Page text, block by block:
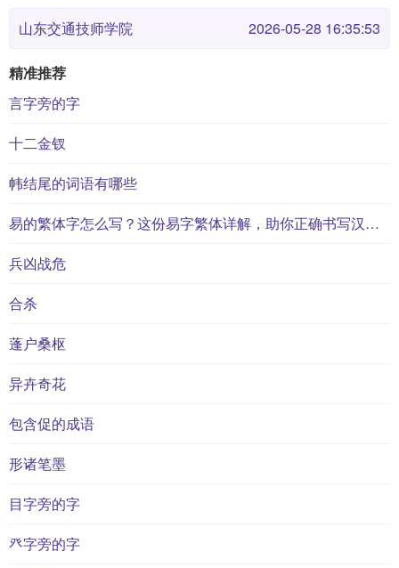
山东交通技师学院 2026-05-28 16:35:53
精准推荐
言字旁的字
十二金钗
帏结尾的词语有哪些
易的繁体字怎么写？这份易字繁体详解，助你正确书写汉字_汉字繁体学习
兵凶战危
合杀
蓬户桑枢
异卉奇花
包含促的成语
形诸笔墨
目字旁的字
癶字旁的字